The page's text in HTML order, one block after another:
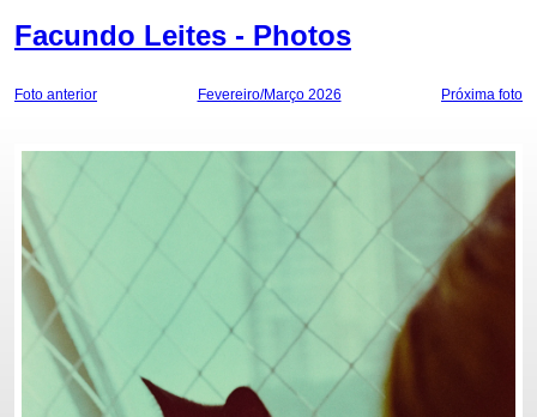
Facundo Leites - Photos
Foto anterior Fevereiro/Março 2026 Próxima foto